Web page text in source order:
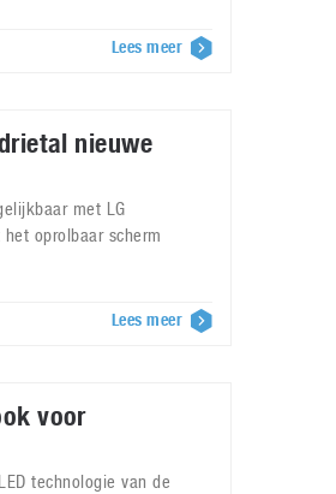
Lees meer
nieuwe
met LG
het oprolbaar scherm
Lees meer
voor
technologie van de